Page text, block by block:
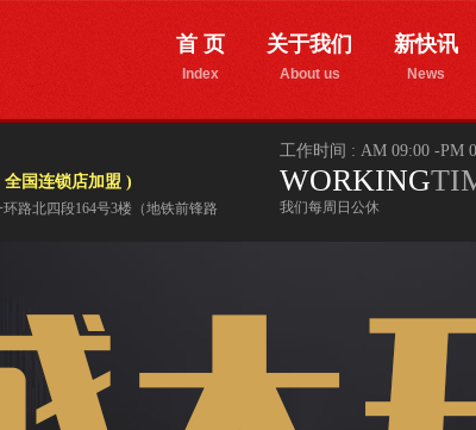
首 页
Index
关于我们
About us
新快讯
News
全国连锁店加盟 )
路北四段164号3楼（地铁前锋路
工作时间 : AM 09:00 -PM
WORKING
我们每周日公休